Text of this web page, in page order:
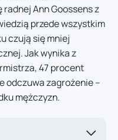
Ann Goossens z
przede wszystkim
czują się mniej
Jak wynika z
47 procent
odczuwa zagrożenie –
mężczyzn.